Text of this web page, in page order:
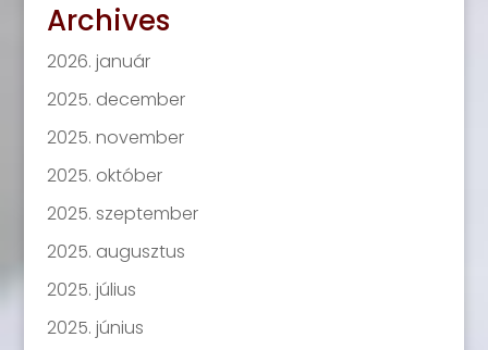
Archives
2026. január
2025. december
2025. november
2025. október
2025. szeptember
2025. augusztus
2025. július
2025. június